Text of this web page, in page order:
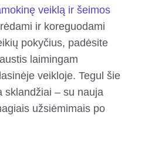
veiklą ir šeimos
ir koreguodami
pokyčius, padėsite
laimingam
veikloje. Tegul šie
sklandžiai – su nauja
užsiėmimais po